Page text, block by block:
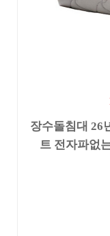
장수돌침대 26
트 전자파없